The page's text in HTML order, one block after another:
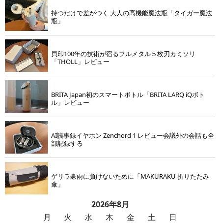
持つだけで差がつく 大人の高機能魔法瓶「タイガー魔法
瓶」
貝印100年の技術が宿るフルメタル５枚刃カミソリ
「THOLL」レビュー
BRITA Japan初のスマートボトル「BRITA LARQ iQボト
ル」レビュー
AI議事録イヤホン Zenchord 1 レビュー会議外の会話も全
部記録する
ゲリラ豪雨に負けないために「MAKURAKU 折りたたみ
傘」
2026年8月
月
火 水 木 金 土 日